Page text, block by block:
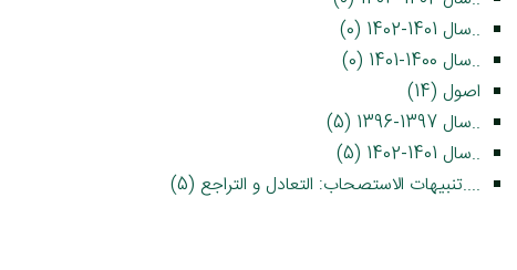
..سال 1401-1402 (0)
..سال 1400-1401 (0)
اصول (14)
..سال 1397-1396 (5)
..سال 1401-1402 (5)
....تنبیهات الاستصحاب: التعادل و التراجع (5)